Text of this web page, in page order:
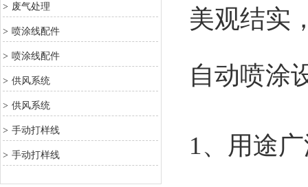
> 废气处理
> 喷涂线配件
> 喷涂线配件
> 供风系统
> 供风系统
> 手动打样线
> 手动打样线
美观结实
自动喷涂
1、用途